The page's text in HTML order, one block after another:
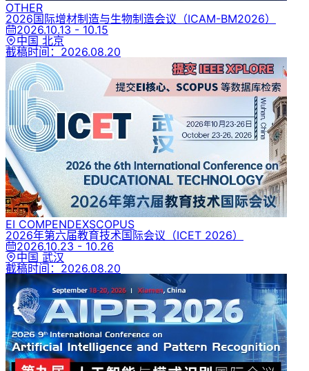
OTHER
2026国际增材制造与生物制造会议 （ICAM-BM2026）
2026.10.13 - 10.15
中国 北京
截稿时间： 2026.08.20
EI COMPENDEXSCOPUS
2026年第六届教育技术国际会议 （ICET 2026）
2026.10.23 - 10.26
中国 武汉
截稿时间： 2026.08.20